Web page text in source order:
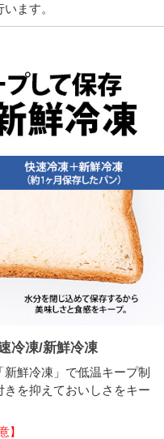
ます。
冷凍/新鮮冷凍
新鮮冷凍」で低温キープ制
を抑えておいしさをキー
】